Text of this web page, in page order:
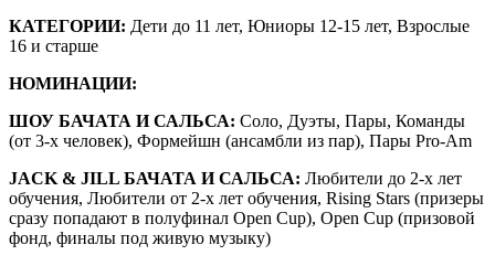
КАТЕГОРИИ: Дети до 11 лет, Юниоры 12-15 лет, Взрослые
16 и старше
НОМИНАЦИИ:
ШОУ БАЧАТА И САЛЬСА: Соло, Дуэты, Пары, Команды
(от 3-х человек), Формейшн (ансамбли из пар), Пары Pro-Am
JACK & JILL БАЧАТА И САЛЬСА: Любители до 2-х лет
обучения, Любители от 2-х лет обучения, Rising Stars (призеры
сразу попадают в полуфинал Open Cup), Open Cup (призовой
фонд, финалы под живую музыку)